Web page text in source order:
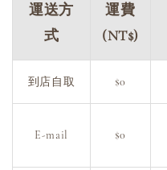
運送方
式
運費
(NT$)
到店自取 $0
E-mail $0